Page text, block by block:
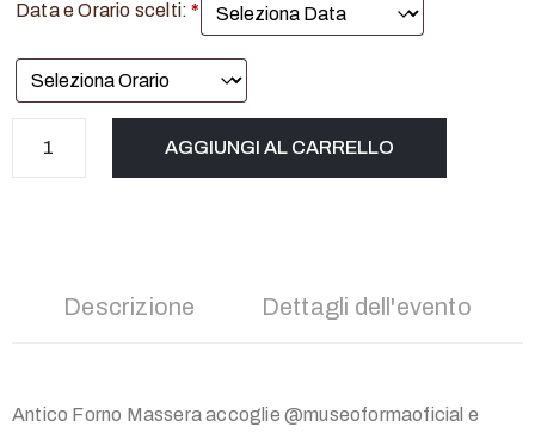
Data e Orario scelti:*
quantità
AGGIUNGI AL CARRELLO
Descrizione Dettagli dell'evento
Antico Forno Massera accoglie @museoformaoficial e